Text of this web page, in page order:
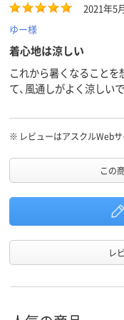
2021年5
ゆー様
着心地は涼しい
これから暑くなること
て、風通しがよく涼しい
※ レビューはアスクルWebサ
この
レ